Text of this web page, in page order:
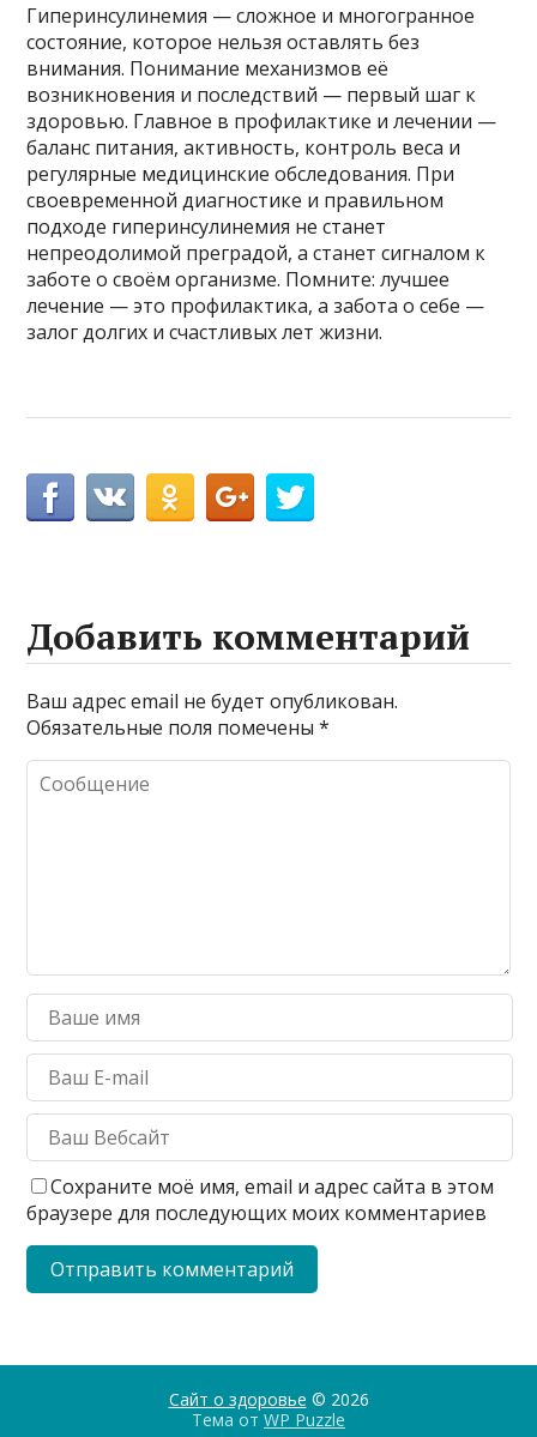
Гиперинсулинемия — сложное и многогранное
состояние, которое нельзя оставлять без
внимания. Понимание механизмов её
возникновения и последствий — первый шаг к
здоровью. Главное в профилактике и лечении —
баланс питания, активность, контроль веса и
регулярные медицинские обследования. При
своевременной диагностике и правильном
подходе гиперинсулинемия не станет
непреодолимой преградой, а станет сигналом к
заботе о своём организме. Помните: лучшее
лечение — это профилактика, а забота о себе —
залог долгих и счастливых лет жизни.
Добавить комментарий
Ваш адрес email не будет опубликован.
Обязательные поля помечены*
Сохраните моё имя, email и адрес сайта в этом
браузере для последующих моих комментариев
Сайт о здоровье © 2026
Тема от WP Puzzle